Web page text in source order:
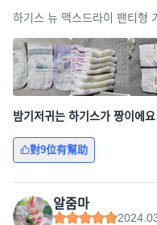
하기스 뉴 맥스드라이 팬티형
밤기저귀는 하기스가 짱이에요
對9位有幫助
알줌마